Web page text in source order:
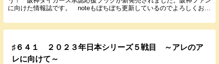
に向けた情報誌です。 noteもぼちぼち更新しているのでよろしくお願
♯６４１ ２０２３年日本シリーズ５戦目 ～アレのア
レに向けて～